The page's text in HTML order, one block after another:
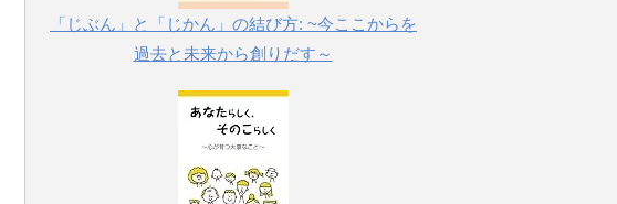
「じぶん」と「じかん」の結び方: ~今ここからを
過去と未来から創りだす～